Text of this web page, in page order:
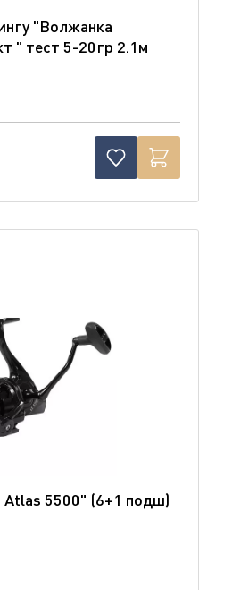
"Волжанка
" тест 5-20гр 2.1м
Atlas 5500" (6+1 подш)